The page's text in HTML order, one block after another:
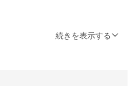
続きを表示する